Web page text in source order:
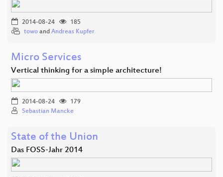
2014-08-24
185
towo and Andreas Kupfer
Micro Services
Vertical thinking for a simple architecture!
2014-08-24
179
Sebastian Mancke
State of the Union
Das FOSS-Jahr 2014